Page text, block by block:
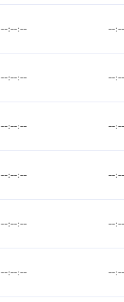
--:--:-- --
--:--:-- --
--:--:-- --
--:--:-- --
--:--:-- --
--:--:-- --